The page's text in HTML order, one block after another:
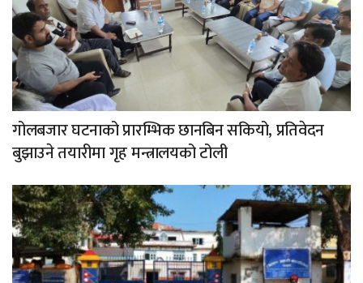
गोलबजार घटनाको प्रारम्भिक छानबिन सकियो, प्रतिवेदन
बुझाउने तयारीमा गृह मन्त्रालयको टोली